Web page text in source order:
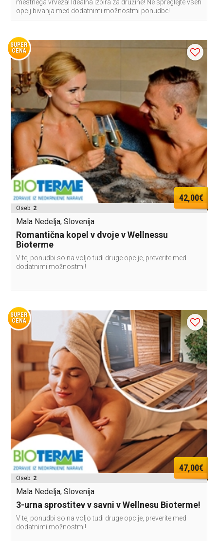
mestnega vrveža! Idealna izbira za družine! Ne spreglejte vseh
opcij bivanja med dodatnimi možnostmi ponudbe!
SUPER
CENA
42,00€
Oseb: 2
Mala Nedelja, Slovenija
Romantična kopel v dvoje v Wellnessu
Bioterme
V tej ponudbi so na voljo tudi druge opcije, preverite med
dodatnimi možnostmi!
SUPER
CENA
47,00€
Oseb: 2
Mala Nedelja, Slovenija
3-urna sprostitev v savni v Wellnesu Bioterme!
V tej ponudbi so na voljo tudi druge opcije, preverite med
dodatnimi možnostmi!